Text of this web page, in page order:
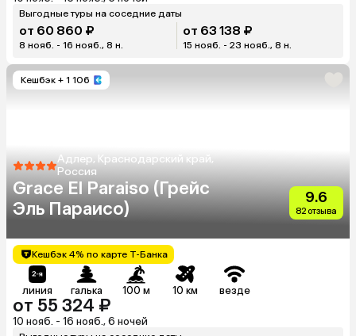
Выгодные туры на соседние даты
от 60 860 ₽
8 нояб. - 16 нояб., 8 н.
от 63 138 ₽
15 нояб. - 23 нояб., 8 н.
Кешбэк + 1 106
Адлер, Краснодарский край,
Россия
Grace El Paraiso (Грейс
Эль Параисо)
9.6
82 отзыва
Кешбэк 4% по карте Т-Банка
линия галька 100 м 10 км везде
от 55 324 ₽
10 нояб. - 16 нояб., 6 ночей